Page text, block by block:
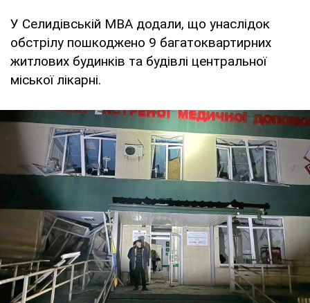
У Селидівській МВА додали, що унаслідок
обстрілу пошкоджено 9 багатоквартирних
житлових будинків та будівлі центральної
міської лікарні.